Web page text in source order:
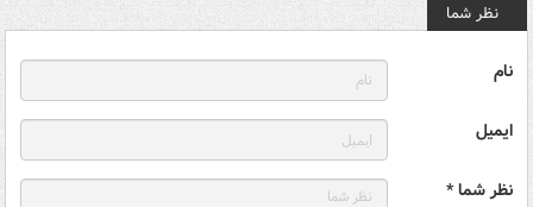
نظر شما
نام
ایمیل
نظر شما *